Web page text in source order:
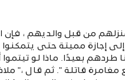
من قبل والديهم ،
إجازة مميتة حتى
طردهم بعيدًا. ماذا لو
قاتلة ". ثم قال ،"